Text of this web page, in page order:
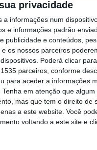
privacidade
a informações num
e informações padrão
publicidade e conteúdos,
os nossos parceiros
Poderá clicar
parceiros, conforme
para aceder a informações
Tenha em atenção que
mas que tem o direito de
a este website. Você
voltando a este site e
de 3 lojas
painéis em destaque
das
experiências e
Desenvolvimento
e garante
de partilha
vez mais